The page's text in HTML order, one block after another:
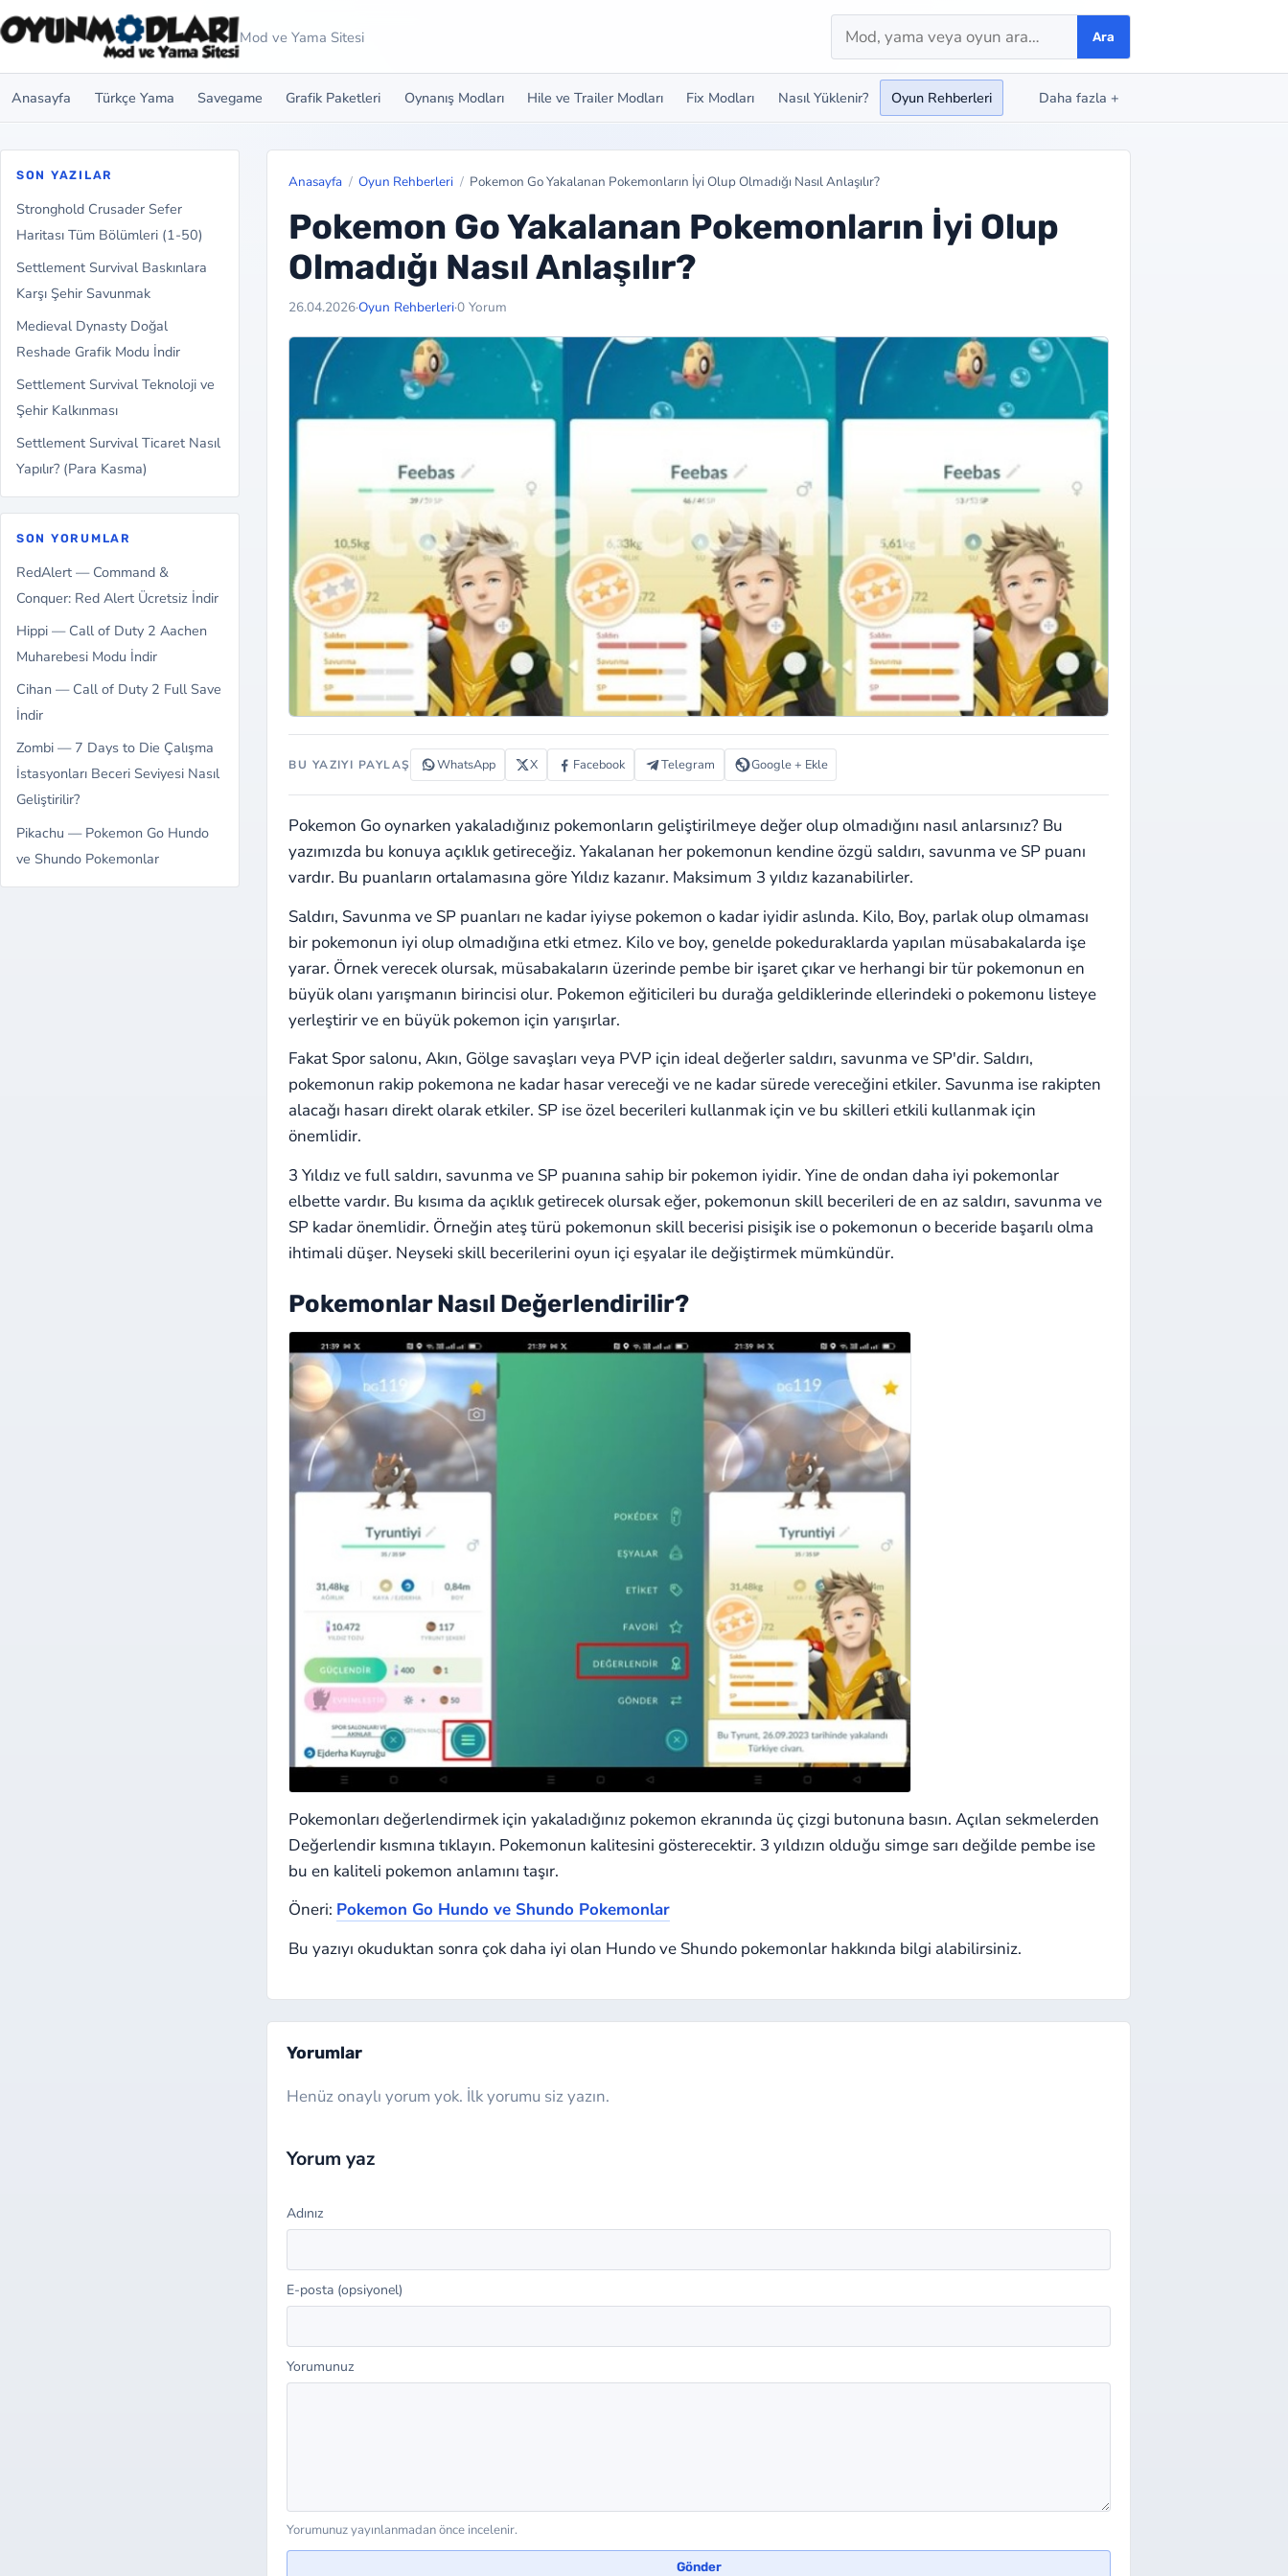
Mod ve Yama Sitesi Ara Ara
Anasayfa Türkçe Yama Savegame Grafik Paketleri Oynanış Modları Hile ve Trailer Modları Fix Modları Nasıl Yüklenir? Oyun Rehberleri Daha fazla +
SON YAZILAR
Stronghold Crusader Sefer
Haritası Tüm Bölümleri (1-50)
Settlement Survival Baskınlara
Karşı Şehir Savunmak
Medieval Dynasty Doğal
Reshade Grafik Modu İndir
Settlement Survival Teknoloji ve
Şehir Kalkınması
Settlement Survival Ticaret Nasıl
Yapılır? (Para Kasma)
SON YORUMLAR
RedAlert — Command &
Conquer: Red Alert Ücretsiz İndir
Hippi — Call of Duty 2 Aachen
Muharebesi Modu İndir
Cihan — Call of Duty 2 Full Save
İndir
Zombi — 7 Days to Die Çalışma
İstasyonları Beceri Seviyesi Nasıl
Geliştirilir?
Pikachu — Pokemon Go Hundo
ve Shundo Pokemonlar
Anasayfa Oyun Rehberleri Pokemon Go Yakalanan Pokemonların İyi Olup Olmadığı Nasıl Anlaşılır?
Pokemon Go Yakalanan Pokemonların İyi Olup
Olmadığı Nasıl Anlaşılır?
26.04.2026·Oyun Rehberleri·0 Yorum
BU YAZIYI PAYLAŞ WhatsApp X Facebook Telegram Google + Ekle
Pokemon Go oynarken yakaladığınız pokemonların geliştirilmeye değer olup olmadığını nasıl anlarsınız? Bu
yazımızda bu konuya açıklık getireceğiz. Yakalanan her pokemonun kendine özgü saldırı, savunma ve SP puanı
vardır. Bu puanların ortalamasına göre Yıldız kazanır. Maksimum 3 yıldız kazanabilirler.
Saldırı, Savunma ve SP puanları ne kadar iyiyse pokemon o kadar iyidir aslında. Kilo, Boy, parlak olup olmaması
bir pokemonun iyi olup olmadığına etki etmez. Kilo ve boy, genelde pokeduraklarda yapılan müsabakalarda işe
yarar. Örnek verecek olursak, müsabakaların üzerinde pembe bir işaret çıkar ve herhangi bir tür pokemonun en
büyük olanı yarışmanın birincisi olur. Pokemon eğiticileri bu durağa geldiklerinde ellerindeki o pokemonu listeye
yerleştirir ve en büyük pokemon için yarışırlar.
Fakat Spor salonu, Akın, Gölge savaşları veya PVP için ideal değerler saldırı, savunma ve SP'dir. Saldırı,
pokemonun rakip pokemona ne kadar hasar vereceği ve ne kadar sürede vereceğini etkiler. Savunma ise rakipten
alacağı hasarı direkt olarak etkiler. SP ise özel becerileri kullanmak için ve bu skilleri etkili kullanmak için
önemlidir.
3 Yıldız ve full saldırı, savunma ve SP puanına sahip bir pokemon iyidir. Yine de ondan daha iyi pokemonlar
elbette vardır. Bu kısıma da açıklık getirecek olursak eğer, pokemonun skill becerileri de en az saldırı, savunma ve
SP kadar önemlidir. Örneğin ateş türü pokemonun skill becerisi pisişik ise o pokemonun o beceride başarılı olma
ihtimali düşer. Neyseki skill becerilerini oyun içi eşyalar ile değiştirmek mümkündür.
Pokemonlar Nasıl Değerlendirilir?
Pokemonları değerlendirmek için yakaladığınız pokemon ekranında üç çizgi butonuna basın. Açılan sekmelerden
Değerlendir kısmına tıklayın. Pokemonun kalitesini gösterecektir. 3 yıldızın olduğu simge sarı değilde pembe ise
bu en kaliteli pokemon anlamını taşır.
Öneri: Pokemon Go Hundo ve Shundo Pokemonlar
Bu yazıyı okuduktan sonra çok daha iyi olan Hundo ve Shundo pokemonlar hakkında bilgi alabilirsiniz.
Yorumlar
Henüz onaylı yorum yok. İlk yorumu siz yazın.
Yorum yaz
Adınız
E-posta (opsiyonel)
Yorumunuz
Yorumunuz yayınlanmadan önce incelenir.
Gönder